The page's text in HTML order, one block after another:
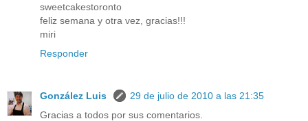
sweetcakestoronto
feliz semana y otra vez, gracias!!!
miri
Responder
González Luis
29 de julio de 2010 a las 21:35
Gracias a todos por sus comentarios.